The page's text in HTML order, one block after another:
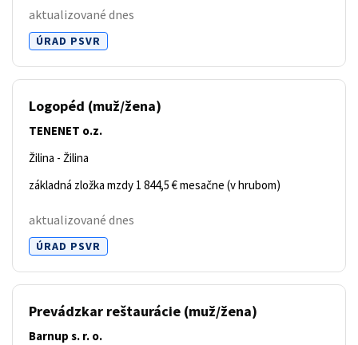
aktualizované dnes
ÚRAD PSVR
Logopéd (muž/žena)
TENENET o.z.
Žilina - Žilina
základná zložka mzdy 1 844,5 € mesačne (v hrubom)
aktualizované dnes
ÚRAD PSVR
Prevádzkar reštaurácie (muž/žena)
Barnup s. r. o.